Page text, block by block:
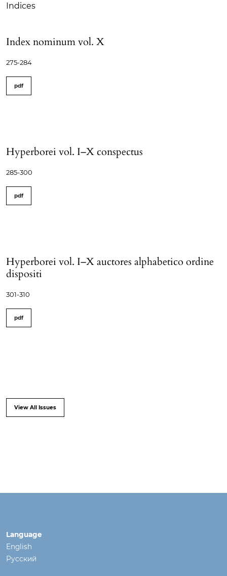
Indices
Index nominum vol. X
275-284
pdf
Hyperborei vol. I–X conspectus
285-300
pdf
Hyperborei vol. I–X auctores alphabetico ordine
dispositi
301-310
pdf
View All Issues
Language
English
Русский